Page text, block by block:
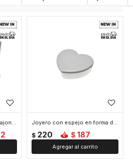
Joyero organizador con cajones y puertitas - 21x17x24cm - Gris Joyero con espejo en forma de corazon - 10x9x3cm - Gris
$ 220 $ 187